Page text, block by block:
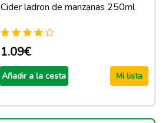
Cider ladron de manzanas 250ml
1.09€
Añadir a la cesta Mi lista